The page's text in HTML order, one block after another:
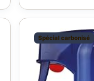
Spécial carbonisé